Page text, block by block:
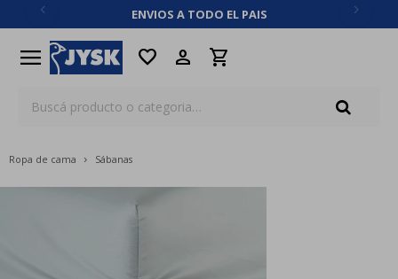
ENVIOS A TODO EL PAIS
menu favorite
Ropa de cama Sábanas
close